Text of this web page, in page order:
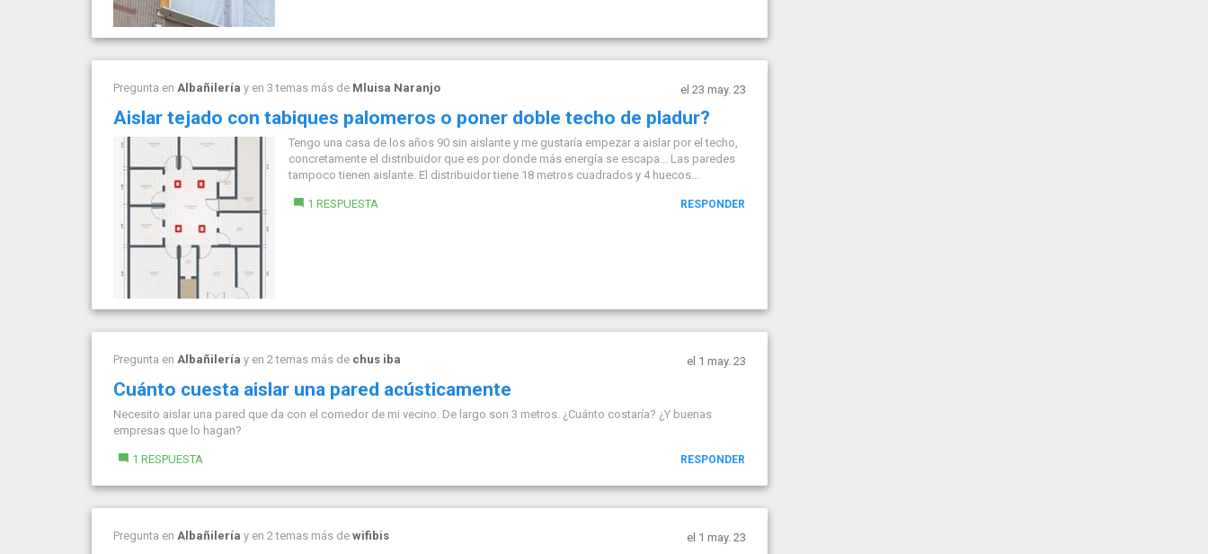
Pregunta en Albañilería y en 3 temas más de Mluisa Naranjo el 23 may. 23
Aislar tejado con tabiques palomeros o poner doble techo de pladur?
Tengo una casa de los años 90 sin aislante y me gustaría empezar a aislar por el techo,
concretamente el distribuidor que es por donde más energía se escapa... Las paredes
tampoco tienen aislante. El distribuidor tiene 18 metros cuadrados y 4 huecos...
1 RESPUESTA RESPONDER
Pregunta en Albañilería y en 2 temas más de chus iba el 1 may. 23
Cuánto cuesta aislar una pared acústicamente
Necesito aislar una pared que da con el comedor de mi vecino. De largo son 3 metros. ¿Cuánto costaría? ¿Y buenas
empresas que lo hagan?
1 RESPUESTA RESPONDER
Pregunta en Albañilería y en 2 temas más de wifibis el 1 may. 23